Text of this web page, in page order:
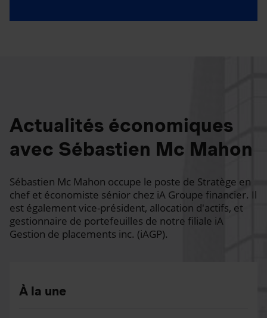
Actualités économiques
avec Sébastien Mc Mahon
Sébastien Mc Mahon occupe le poste de Stratège en
chef et économiste sénior chez iA Groupe financier. Il
est également vice-président, allocation d'actifs, et
gestionnaire de portefeuilles de notre filiale iA
Gestion de placements inc. (iAGP).
À la une